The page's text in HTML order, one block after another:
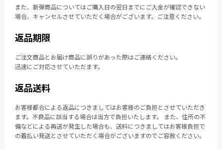
また、新弾商品についてはご購入日の翌日までにご入金が確認できない
場合、キャンセルさせていただく場合がございます。ご注意ください。
返品期限
ご注文商品とお届け商品に誤りがあった際はご連絡ください。
迅速にご対応させていただます。
返品送料
お客様都合による返品につきましてはお客様のご負担とさせていただき
ます。不良品に該当する場合は当方で負担いたします。 また、住所の不
備などによる再送が発生した場合も、送料につきましてはお客様負担で
の着払い発送とさせていただく場合がございますのでご容赦ください。